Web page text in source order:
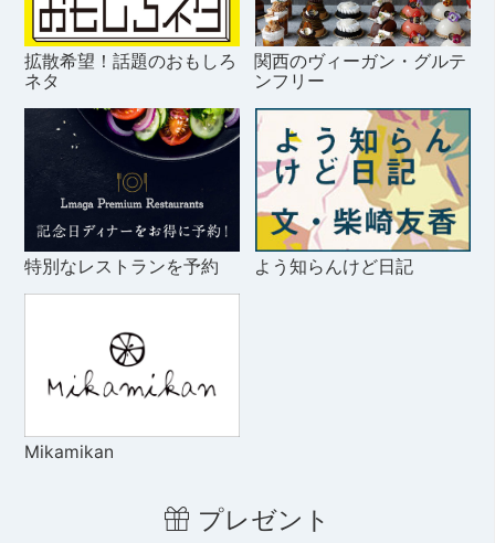
拡散希望！話題のおもしろ
ネタ
関西のヴィーガン・グルテ
ンフリー
特別なレストランを予約 よう知らんけど日記
Mikamikan
プレゼント